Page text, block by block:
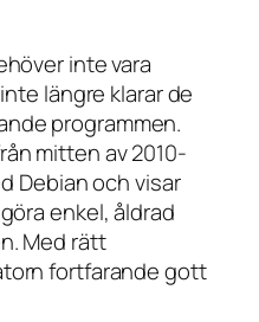
inte vara
längre klarar de
programmen.
mitten av 2010-
Debian och visar
enkel, åldrad
Med rätt
fortfarande gott